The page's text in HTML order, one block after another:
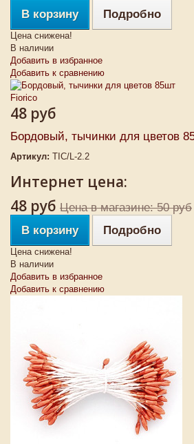
В корзину
Подробно
Цена снижена!
В наличии
Добавить в избранное
Добавить к сравнению
48 руб
Бордовый, тычинки для цветов
Артикул: TIC/L-2.2
Интернет цена:
48 руб Цена в магазине: 50 руб
В корзину
Подробно
Цена снижена!
В наличии
Добавить в избранное
Добавить к сравнению